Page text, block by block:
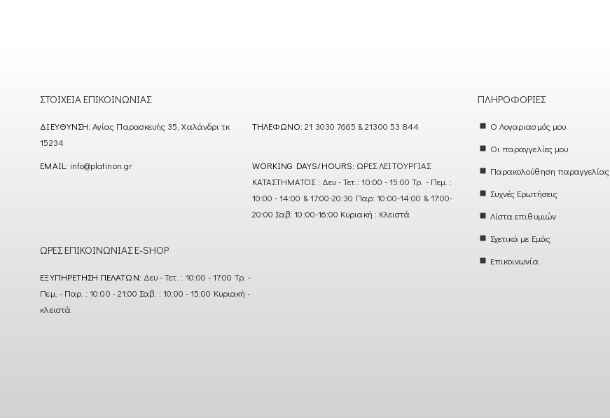
ΣΤΟΙΧΕΊΑ ΕΠΙΚΟΙΝΩΝΊΑΣ
ΔΙΕΎΘΥΝΣΗ: Αγίας Παρασκευής 35, Χαλάνδρι τκ
15234
ΤΗΛΈΦΩΝΟ: 21 3030 7665 & 21300 53 844
EMAIL: info@platinon.gr WORKING DAYS/HOURS: ΩΡΕΣ ΛΕΙΤΟΥΡΓΙΑΣ
ΚΑΤΑΣΤΗΜΑΤΟΣ : Δευ - Τετ.: 10:00 - 15:00 Τρ. - Πεμ. :
10:00 - 14:00 & 17:00-20:30 Παρ: 10:00-14:00 & 17:00-
20:00 Σαβ: 10:00-16:00 Κυριακή : Κλειστά
ΏΡΕΣ ΕΠΙΚΟΙΝΩΝΊΑΣ E-SHOP
ΕΞΥΠΗΡΈΤΗΣΗ ΠΕΛΑΤΏΝ: Δευ - Τετ. : 10:00 - 17:00 Τρ. -
Πεμ. - Παρ. : 10:00 - 21:00 Σαβ. : 10:00 - 15:00 Κυριακή -
κλειστά
ΠΛΗΡΟΦΟΡΊΕΣ
Ο Λογαριασμός μου
Οι παραγγελίες μου
Παρακολούθηση παραγγελίας
Συχνές Ερωτήσεις
Λίστα επιθυμιών
Σχετικά με Εμάς
Επικοινωνία